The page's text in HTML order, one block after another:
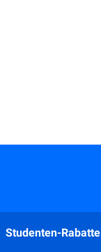
Studenten-Rabatte